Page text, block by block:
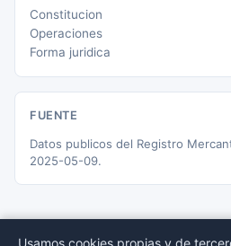
Constitucion
Operaciones
Forma juridica
FUENTE
Datos publicos del Registro
2025-05-09.
Usamos cookies propias y de